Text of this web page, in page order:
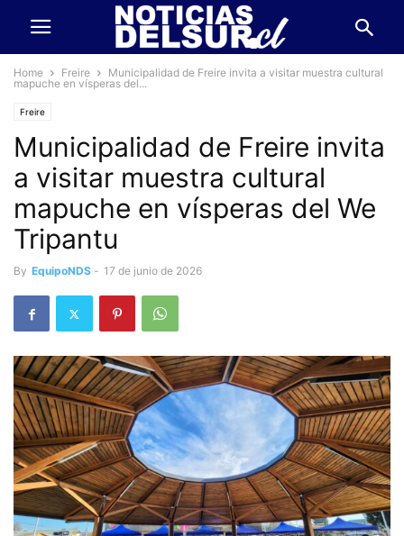
Home Freire
Municipalidad de Freire invita a visitar muestra cultural
mapuche en vísperas del...
Freire
Municipalidad de Freire invita
a visitar muestra cultural
mapuche en vísperas del We
Tripantu
By EquipoNDS - 17 de junio de 2026